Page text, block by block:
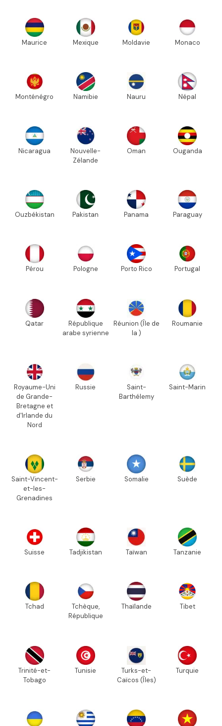
Maurice Mexique Moldavie Monaco
Monténégro Namibie Nauru Népal
Nicaragua
Nouvelle-
Zélande
Oman Ouganda
Ouzbékistan Pakistan Panama Paraguay
Pérou Pologne Porto Rico Portugal
Qatar
République
arabe syrienne
Réunion (Île de
la )
Roumanie
Royaume-Uni
de Grande-
Bretagne et
d'Irlande du
Nord
Russie
Saint-
Barthélemy
Saint-Marin
Saint-Vincent-
et-les-
Grenadines
Serbie Somalie Suède
Suisse Tadjikistan Taïwan Tanzanie
Tchad
Tchèque,
République
Thaïlande Tibet
Trinité-et-
Tobago
Tunisie
Turks-et-
Caïcos (Îles)
Turquie